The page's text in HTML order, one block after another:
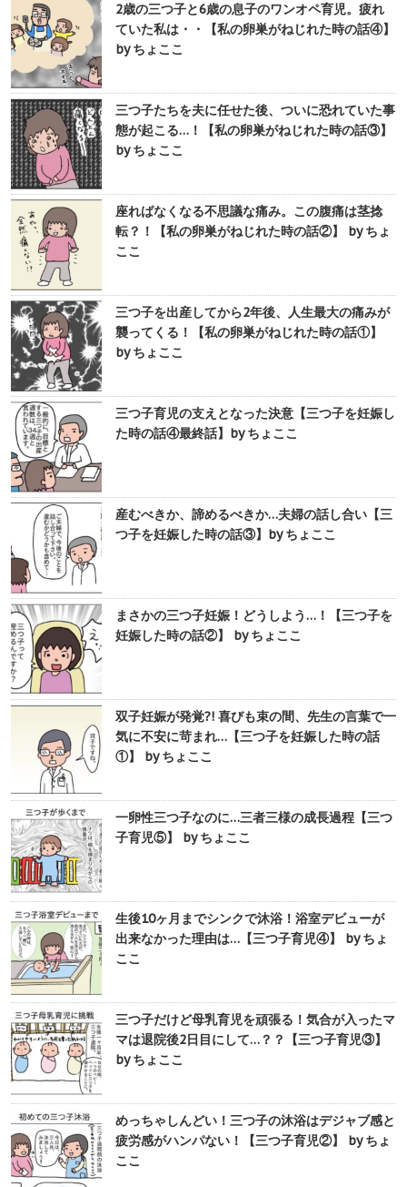
2歳の三つ子と6歳の息子のワンオペ育児。疲れ
ていた私は・・【私の卵巣がねじれた時の話④】
by ちょここ
三つ子たちを夫に任せた後、ついに恐れていた事
態が起こる…！【私の卵巣がねじれた時の話③】
by ちょここ
座ればなくなる不思議な痛み。この腹痛は茎捻
転？！【私の卵巣がねじれた時の話②】 by ちょ
ここ
三つ子を出産してから2年後、人生最大の痛みが
襲ってくる！【私の卵巣がねじれた時の話①】
by ちょここ
三つ子育児の支えとなった決意【三つ子を妊娠し
た時の話④最終話】by ちょここ
産むべきか、諦めるべきか…夫婦の話し合い【三
つ子を妊娠した時の話③】by ちょここ
まさかの三つ子妊娠！どうしよう…！【三つ子を
妊娠した時の話②】 by ちょここ
双子妊娠が発覚?! 喜びも束の間、先生の言葉で一
気に不安に苛まれ…【三つ子を妊娠した時の話
①】 by ちょここ
一卵性三つ子なのに…三者三様の成長過程【三つ
子育児⑤】 by ちょここ
生後10ヶ月までシンクで沐浴！浴室デビューが
出来なかった理由は…【三つ子育児④】 by ちょ
ここ
三つ子だけど母乳育児を頑張る！気合が入ったマ
マは退院後2日目にして…？？【三つ子育児③】
by ちょここ
めっちゃしんどい！三つ子の沐浴はデジャブ感と
疲労感がハンパない！【三つ子育児②】 by ちょ
ここ